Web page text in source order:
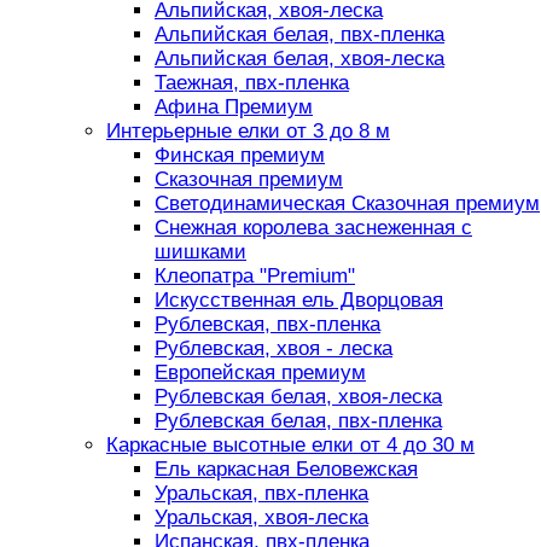
Альпийская, хвоя-леска
Альпийская белая, пвх-пленка
Альпийская белая, хвоя-леска
Таежная, пвх-пленка
Афина Премиум
Интерьерные елки от 3 до 8 м
Финская премиум
Сказочная премиум
Светодинамическая Сказочная премиум
Снежная королева заснеженная с
шишками
Клеопатра "Premium"
Искусственная ель Дворцовая
Рублевская, пвх-пленка
Рублевская, хвоя - леска
Европейская премиум
Рублевская белая, хвоя-леска
Рублевская белая, пвх-пленка
Каркасные высотные елки от 4 до 30 м
Ель каркасная Беловежская
Уральская, пвх-пленка
Уральская, хвоя-леска
Испанская, пвх-пленка